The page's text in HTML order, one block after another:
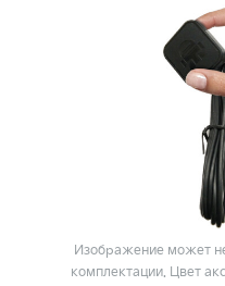
Изображение может
комплектации. Цвет